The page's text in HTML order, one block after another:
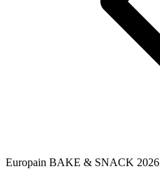
Europain BAKE & SNACK 2026